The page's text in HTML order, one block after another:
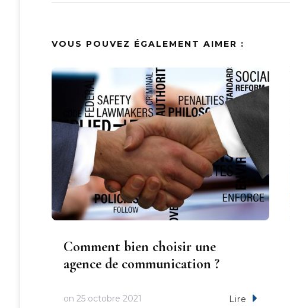
VOUS POUVEZ ÉGALEMENT AIMER :
Comment bien choisir une
agence de communication ?
on 25 octobre 2021 Lire